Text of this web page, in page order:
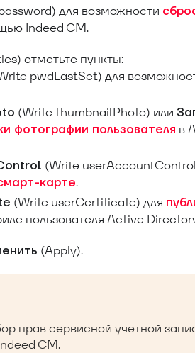
для возможности
Indeed CM.
отметьте пункты:
pwdLastSet) для
(Write thumbnailPhoto) или
фотографии пользователя в
(Write
карте.
(Write userCertificate) для
пользователя Active
(Apply).
прав сервисной учетной
CM.